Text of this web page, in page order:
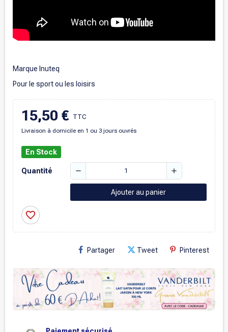
Marque Inuteq
Pour le sport ou les loisirs
15,50 € TTC
Livraison à domicile en 1 ou 3 jours ouvrés
En Stock
Quantité remove add
Ajouter au panier
favorite_border
Partager Tweet Pinterest